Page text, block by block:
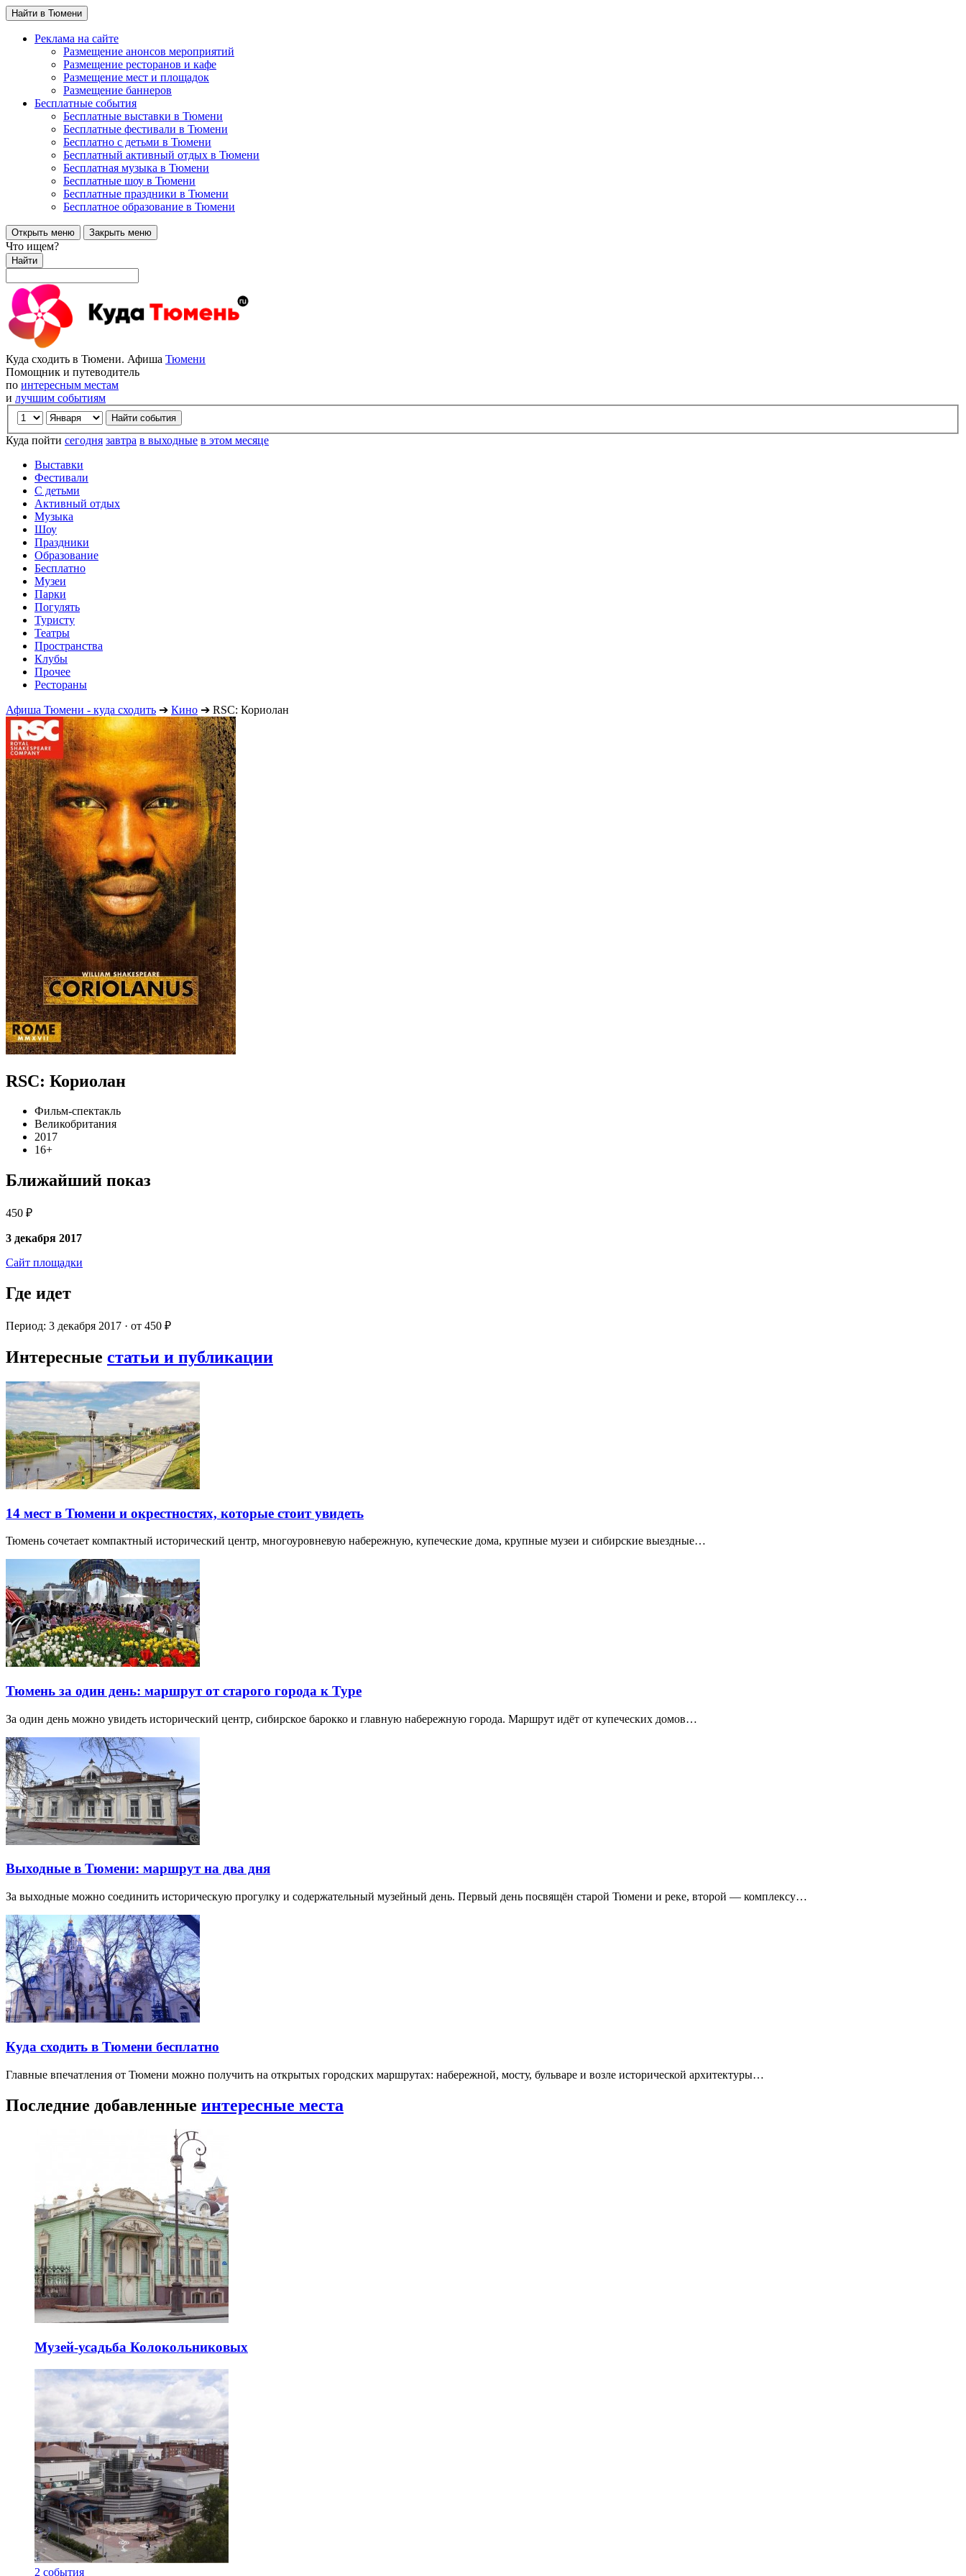
Найти в Тюмени
Реклама на сайте
Размещение анонсов мероприятий
Размещение ресторанов и кафе
Размещение мест и площадок
Размещение баннеров
Бесплатные события
Бесплатные выставки в Тюмени
Бесплатные фестивали в Тюмени
Бесплатно с детьми в Тюмени
Бесплатный активный отдых в Тюмени
Бесплатная музыка в Тюмени
Бесплатные шоу в Тюмени
Бесплатные праздники в Тюмени
Бесплатное образование в Тюмени
Открыть меню Закрыть меню
Что ищем?
Найти
Куда сходить в Тюмени. Афиша Тюмени
Помощник и путеводитель
по интересным местам
и лучшим событиям
Куда пойти сегодня завтра в выходные в этом месяце
Выставки
Фестивали
С детьми
Активный отдых
Музыка
Шоу
Праздники
Образование
Бесплатно
Музеи
Парки
Погулять
Туристу
Театры
Пространства
Клубы
Прочее
Рестораны
Афиша Тюмени - куда сходить ➔ Кино ➔ RSC: Кориолан
RSC: Кориолан
Фильм-спектакль
Великобритания
2017
16+
Ближайший показ
450 ₽
3 декабря 2017
Сайт площадки
Где идет
Период: 3 декабря 2017 · от 450 ₽
Интересные статьи и публикации
14 мест в Тюмени и окрестностях, которые стоит увидеть
Тюмень сочетает компактный исторический центр, многоуровневую набережную, купеческие дома, крупные музеи и сибирские выездные…
Тюмень за один день: маршрут от старого города к Туре
За один день можно увидеть исторический центр, сибирское барокко и главную набережную города. Маршрут идёт от купеческих домов…
Выходные в Тюмени: маршрут на два дня
За выходные можно соединить историческую прогулку и содержательный музейный день. Первый день посвящён старой Тюмени и реке, второй — комплексу…
Куда сходить в Тюмени бесплатно
Главные впечатления от Тюмени можно получить на открытых городских маршрутах: набережной, мосту, бульваре и возле исторической архитектуры…
Последние добавленные интересные места
Музей-усадьба Колокольниковых
2 события